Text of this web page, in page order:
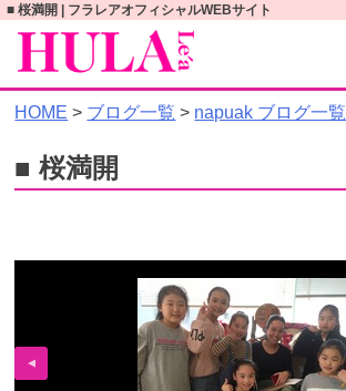
S
p
■ 桜満開 | フラレアオフィシャルWEBサイト
HOME > ブログ一覧 > napuak ブログ一覧
■ 桜満開